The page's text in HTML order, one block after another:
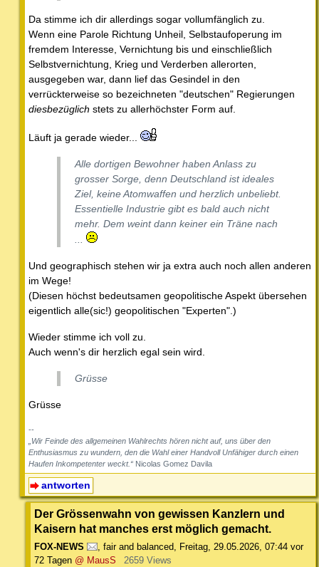
Da stimme ich dir allerdings sogar vollumfänglich zu.
Wenn eine Parole Richtung Unheil, Selbstaufoperung im
fremdem Interesse, Vernichtung bis und einschließlich
Selbstvernichtung, Krieg und Verderben allerorten,
ausgegeben war, dann lief das Gesindel in den
verrückterweise so bezeichneten "deutschen" Regierungen
diesbezüglich stets zu allerhöchster Form auf.
Läuft ja gerade wieder...
Alle dortigen Bewohner haben Anlass zu
grosser Sorge, denn Deutschland ist ideales
Ziel, keine Atomwaffen und herzlich unbeliebt.
Essentielle Industrie gibt es bald auch nicht
mehr. Dem weint dann keiner ein Träne nach
...
Und geographisch stehen wir ja extra auch noch allen anderen
im Wege!
(Diesen höchst bedeutsamen geopolitische Aspekt übersehen
eigentlich alle(sic!) geopolitischen "Experten".)
Wieder stimme ich voll zu.
Auch wenn's dir herzlich egal sein wird.
Grüsse
Grüsse
--
„Wir Feinde des allgemeinen Wahlrechts hören nicht auf, uns über den
Enthusiasmus zu wundern, den die Wahl einer Handvoll Unfähiger durch einen
Haufen Inkompetenter weckt.“ Nicolas Gomez Davila
antworten
Der Grössenwahn von gewissen Kanzlern und
Kaisern hat manches erst möglich gemacht.
FOX-NEWS , fair and balanced, Freitag, 29.05.2026, 07:44 vor
72 Tagen @ MausS 2659 Views